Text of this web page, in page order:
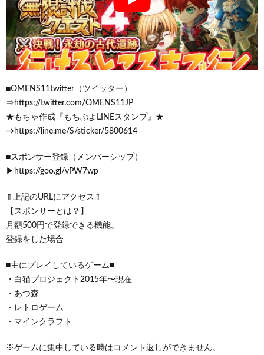
■OMENS11twitter（ツイッター）
⇒https://twitter.com/OMENS11JP
★もちゃ作成『もちぷよLINEスタンプ』★
→https://line.me/S/sticker/5800614
■スポンサー登録（メンバーシップ）
▶https://goo.gl/vPW7wp
⇑上記のURLにアクセス⇑
【スポンサーとは？】
月額500円で登録できる機能。
登録をした場合
■主にプレイしているゲーム■
・白猫プロジェクト2015年〜現在
・あつ森
・レトロゲーム
・マインクラフト
※ゲームに集中している時はコメント返しができません。